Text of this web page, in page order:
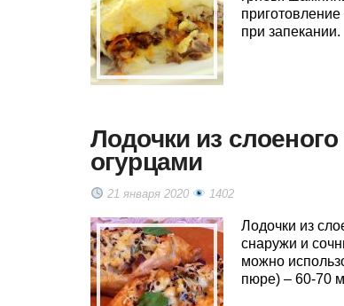
при запекании.
Лодочки из
огурцами
21 января 2020 1402
Лодочки из
снаружи и
можно
пюре) – 60-70